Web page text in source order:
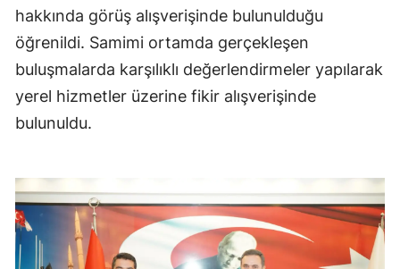
hakkında görüş alışverişinde bulunulduğu
öğrenildi. Samimi ortamda gerçekleşen
buluşmalarda karşılıklı değerlendirmeler yapılarak
yerel hizmetler üzerine fikir alışverişinde
bulunuldu.